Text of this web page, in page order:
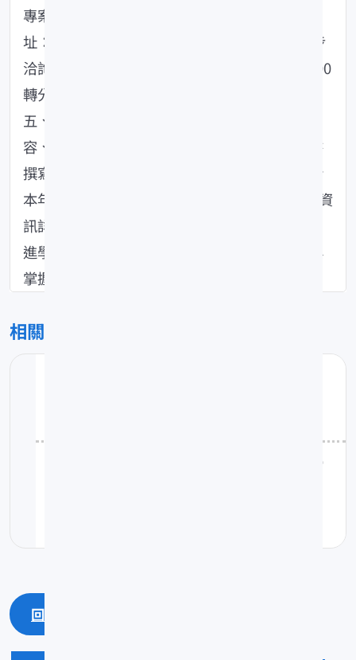
專案計畫服務網」瀏覽說明影片與下載資料(網
址：https://agtech.moa.gov.tw/)，並可進一步
洽詢農業科專服務小組，電話：〔(02)2586-5000
轉分機751、752、755、761、763、765〕。
五、另為強化學術與研究機構對於計畫資源內
容、徵案技術領域發展現況、提案方式及計畫書
撰寫要領之瞭解，本部委託農業科專服務小組於
本年3月17日(星期二)辦理線上直播說明會(報名資
訊詳如附件2)，並同步提供線上諮詢服務，以增
進學研單位對農業學界與法人科專計畫之瞭解與
掌握。
相關檔案
(附件2)115-學法科專公開徵求-附件(說明會D
回上一頁